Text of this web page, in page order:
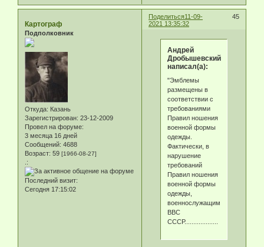
Поделиться 45
11-09-
2021 13:35:32
Картограф
Подполковник
Откуда: Казань
Зарегистрирован: 23-12-2009
Провел на форуме:
3 месяца 16 дней
Сообщений: 4688
Возраст: 59 [1966-08-27]
.:
Последний визит:
Сегодня 17:15:02
Андрей
Дробышевский
написал(а):
"Эмблемы
размещены в
соответствии с
требованиями
Правил ношения
военной формы
одежды.
Фактически, в
нарушение
требований
Правил ношения
военной формы
одежды,
военнослужащими
ВВС
СССР...................